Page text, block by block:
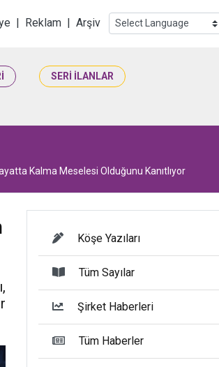
| Reklam | Arşiv
SERİ İLANLAR
Kalma Meselesi Olduğunu Kanıtlıyor
Köşe Yazıları
Tüm Sayılar
Şirket Haberleri
Tüm Haberler